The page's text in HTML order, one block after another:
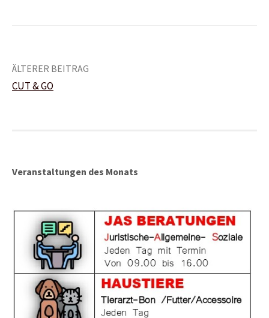
Beitrags-
ÄLTERER BEITRAG
CUT & GO
Veranstaltungen des Monats